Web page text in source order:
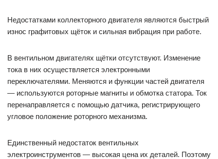
Недостатками коллекторного двигателя являются быстрый
износ графитовых щёток и сильная вибрация при работе.
В вентильном двигателях щётки отсутствуют. Изменение
тока в них осуществляется электронными
переключателями. Меняются и функции частей двигателя
— используются роторные магниты и обмотка статора. Ток
перенаправляется с помощью датчика, регистрирующего
угловое положение роторного механизма.
Единственный недостаток вентильных
электроинструментов — высокая цена их деталей. Поэтому